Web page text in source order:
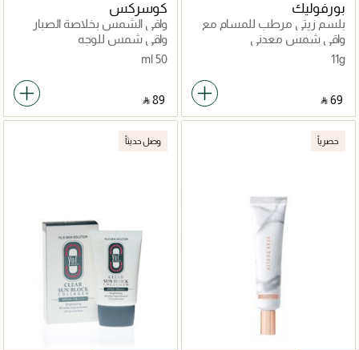
بورفوليك
بلسم زيتي مرطب للمسام مع
++++PA
واقي شمس معدني
11g
‎ ⃁ ⁦69⁩ ‎
كوسركس
واقي الشمس بخلاصة الصبار
SPF 50+
واقي شمس للوجه
50 ml
‎ ⃁ ⁦89⁩ ‎
حصرياً وصل حديثاً